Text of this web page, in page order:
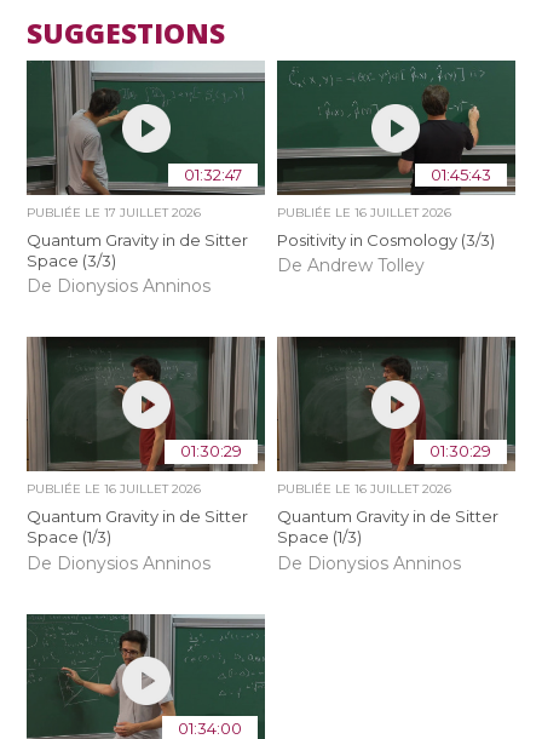
SUGGESTIONS
01:32:47
PUBLIÉE LE17 JUILLET 2026
Quantum Gravity in de Sitter
Space (3/3)
De Dionysios Anninos
01:45:43
PUBLIÉE LE 16 JUILLET 2026
Positivity in Cosmology (3/3)
De Andrew Tolley
01:30:29
PUBLIÉE LE16 JUILLET 2026
Quantum Gravity in de Sitter
Space (1/3)
De Dionysios Anninos
01:30:29
PUBLIÉE LE 16 JUILLET 2026
Quantum Gravity in de Sitter
Space (1/3)
De Dionysios Anninos
01:34:00